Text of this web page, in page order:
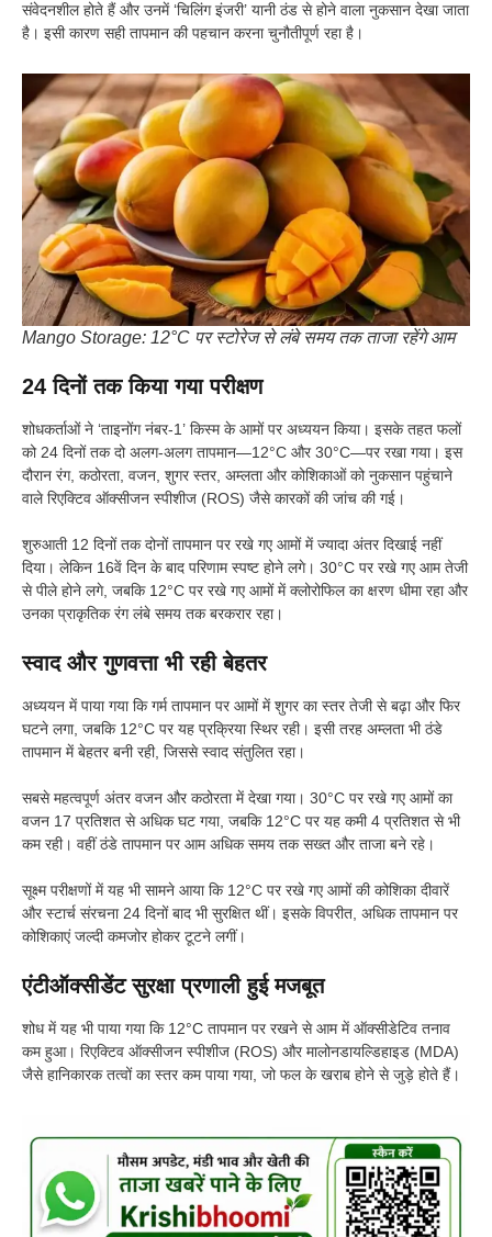
संवेदनशील होते हैं और उनमें ‘चिलिंग इंजरी’ यानी ठंड से होने वाला नुकसान देखा जाता
है। इसी कारण सही तापमान की पहचान करना चुनौतीपूर्ण रहा है।
Mango Storage: 12°C पर स्टोरेज से लंबे समय तक ताजा रहेंगे आम
24 दिनों तक किया गया परीक्षण
शोधकर्ताओं ने ‘ताइनोंग नंबर-1’ किस्म के आमों पर अध्ययन किया। इसके तहत फलों
को 24 दिनों तक दो अलग-अलग तापमान—12°C और 30°C—पर रखा गया। इस
दौरान रंग, कठोरता, वजन, शुगर स्तर, अम्लता और कोशिकाओं को नुकसान पहुंचाने
वाले रिएक्टिव ऑक्सीजन स्पीशीज (ROS) जैसे कारकों की जांच की गई।
शुरुआती 12 दिनों तक दोनों तापमान पर रखे गए आमों में ज्यादा अंतर दिखाई नहीं
दिया। लेकिन 16वें दिन के बाद परिणाम स्पष्ट होने लगे। 30°C पर रखे गए आम तेजी
से पीले होने लगे, जबकि 12°C पर रखे गए आमों में क्लोरोफिल का क्षरण धीमा रहा और
उनका प्राकृतिक रंग लंबे समय तक बरकरार रहा।
स्वाद और गुणवत्ता भी रही बेहतर
अध्ययन में पाया गया कि गर्म तापमान पर आमों में शुगर का स्तर तेजी से बढ़ा और फिर
घटने लगा, जबकि 12°C पर यह प्रक्रिया स्थिर रही। इसी तरह अम्लता भी ठंडे
तापमान में बेहतर बनी रही, जिससे स्वाद संतुलित रहा।
सबसे महत्वपूर्ण अंतर वजन और कठोरता में देखा गया। 30°C पर रखे गए आमों का
वजन 17 प्रतिशत से अधिक घट गया, जबकि 12°C पर यह कमी 4 प्रतिशत से भी
कम रही। वहीं ठंडे तापमान पर आम अधिक समय तक सख्त और ताजा बने रहे।
सूक्ष्म परीक्षणों में यह भी सामने आया कि 12°C पर रखे गए आमों की कोशिका दीवारें
और स्टार्च संरचना 24 दिनों बाद भी सुरक्षित थीं। इसके विपरीत, अधिक तापमान पर
कोशिकाएं जल्दी कमजोर होकर टूटने लगीं।
एंटीऑक्सीडेंट सुरक्षा प्रणाली हुई मजबूत
शोध में यह भी पाया गया कि 12°C तापमान पर रखने से आम में ऑक्सीडेटिव तनाव
कम हुआ। रिएक्टिव ऑक्सीजन स्पीशीज (ROS) और मालोनडायल्डिहाइड (MDA)
जैसे हानिकारक तत्वों का स्तर कम पाया गया, जो फल के खराब होने से जुड़े होते हैं।